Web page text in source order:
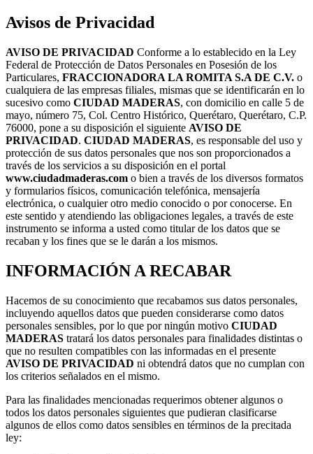
Avisos de Privacidad
AVISO DE PRIVACIDAD Conforme a lo establecido en la Ley
Federal de Protección de Datos Personales en Posesión de los
Particulares, FRACCIONADORA LA ROMITA S.A DE C.V. o
cualquiera de las empresas filiales, mismas que se identificarán en lo
sucesivo como CIUDAD MADERAS, con domicilio en calle 5 de
mayo, número 75, Col. Centro Histórico, Querétaro, Querétaro, C.P.
76000, pone a su disposición el siguiente AVISO DE
PRIVACIDAD. CIUDAD MADERAS, es responsable del uso y
protección de sus datos personales que nos son proporcionados a
través de los servicios a su disposición en el portal
www.ciudadmaderas.com o bien a través de los diversos formatos
y formularios físicos, comunicación telefónica, mensajería
electrónica, o cualquier otro medio conocido o por conocerse. En
este sentido y atendiendo las obligaciones legales, a través de este
instrumento se informa a usted como titular de los datos que se
recaban y los fines que se le darán a los mismos.
INFORMACIÓN A RECABAR
Hacemos de su conocimiento que recabamos sus datos personales,
incluyendo aquellos datos que pueden considerarse como datos
personales sensibles, por lo que por ningún motivo CIUDAD
MADERAS tratará los datos personales para finalidades distintas o
que no resulten compatibles con las informadas en el presente
AVISO DE PRIVACIDAD ni obtendrá datos que no cumplan con
los criterios señalados en el mismo.
Para las finalidades mencionadas requerimos obtener algunos o
todos los datos personales siguientes que pudieran clasificarse
algunos de ellos como datos sensibles en términos de la precitada
ley: